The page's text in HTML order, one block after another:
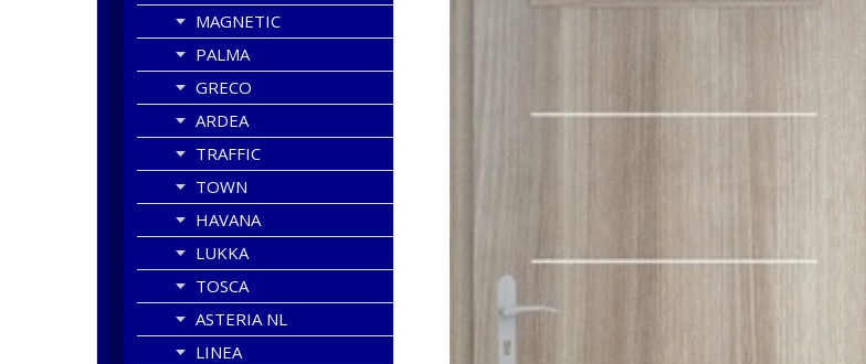
MAGNETIC
PALMA
GRECO
ARDEA
TRAFFIC
TOWN
HAVANA
LUKKA
TOSCA
ASTERIA NL
LINEA